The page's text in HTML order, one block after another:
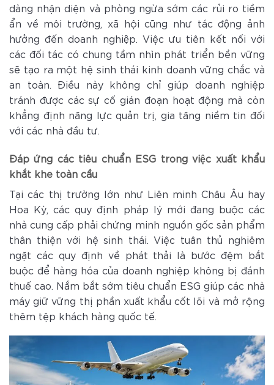
dàng nhận diện và phòng ngừa sớm các rủi ro tiềm
ẩn về môi trường, xã hội cũng như tác động ảnh
hưởng đến doanh nghiệp. Việc ưu tiên kết nối với
các đối tác có chung tầm nhìn phát triển bền vững
sẽ tạo ra một hệ sinh thái kinh doanh vững chắc và
an toàn. Điều này không chỉ giúp doanh nghiệp
tránh được các sự cố gián đoạn hoạt động mà còn
khẳng định năng lực quản trị, gia tăng niềm tin đối
với các nhà đầu tư.
Đáp ứng các tiêu chuẩn ESG trong việc xuất khẩu
khắt khe toàn cầu
Tại các thị trường lớn như Liên minh Châu Âu hay
Hoa Kỳ, các quy định pháp lý mới đang buộc các
nhà cung cấp phải chứng minh nguồn gốc sản phẩm
thân thiện với hệ sinh thái. Việc tuân thủ nghiêm
ngặt các quy định về phát thải là bước đệm bắt
buộc để hàng hóa của doanh nghiệp không bị đánh
thuế cao. Nắm bắt sớm tiêu chuẩn ESG giúp các nhà
máy giữ vững thị phần xuất khẩu cốt lõi và mở rộng
thêm tệp khách hàng quốc tế.